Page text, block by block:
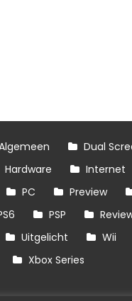
Dual
Hardware Internet
PC Preview
PSP
Uitgelicht Wii
Xbox Series